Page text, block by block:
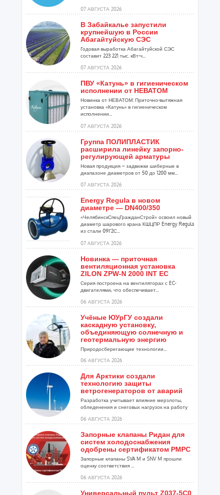
07 АВГУСТА 2026
В Забайкалье запустили
крупнейшую в России
Абагайтуйскую СЭС
Годовая выработка Абагайтуйской СЭС
составит 223 221 тыс. кВт-ч...
07 АВГУСТА 2026
ПВУ «Катунь» в гигиеническом
исполнении от НЕВАТОМ
Новинка от НЕВАТОМ: Приточно-вытяжная
установка «Катунь» в гигиеническом
исполнении...
07 АВГУСТА 2026
Группа ПОЛИПЛАСТИК
расширила линейку запорно-
регулирующей арматуры
Новая продукция – задвижки шиберные в
диапазоне диаметров от 50 до 1200 мм...
07 АВГУСТА 2026
Energy Regula в новом
диаметре — DN400/350
«ЧелябинскСпецГражданСтрой» освоил новый
диаметр шарового крана КШЦПР Energy Regula
из стали 09Г2С...
07 АВГУСТА 2026
Новинка — приточная
вентиляционная установка
ZILON ZPW-N 2000 INT EC
Серия построена на вентиляторах с EC-
двигателями, что обеспечивает...
06 АВГУСТА 2026
Учёные ЮУрГУ создали
каскадную установку,
объединяющую солнечную и
геотермальную энергию
Природосберегающие технологии...
06 АВГУСТА 2026
Для Арктики создали
технологию защиты
ветрогенераторов от аварий
Разработка учитывает влияние мерзлоты,
обледенения и снеговых нагрузок на работу
06 АВГУСТА 2026
Запорные клапаны Ридан для
систем холодоснабжения
одобрены сертификатом РМРС
Запорные клапаны SVA M и SNV M прошли
оценку соответствия ...
06 АВГУСТА 2026
Универсальный пульт Z037-5C0